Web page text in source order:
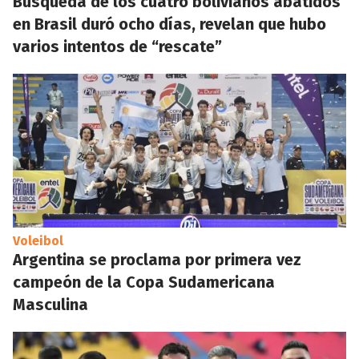
en Brasil duró ocho días, revelan que hubo
varios intentos de “rescate”
Voleibol
Argentina se proclama por primera vez
campeón de la Copa Sudamericana
Masculina